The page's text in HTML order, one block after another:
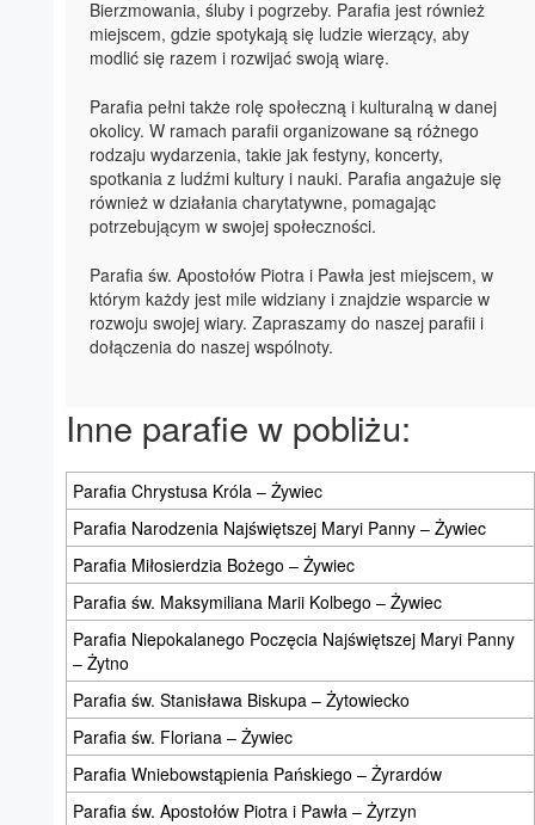
Bierzmowania, śluby i pogrzeby. Parafia jest również
miejscem, gdzie spotykają się ludzie wierzący, aby
modlić się razem i rozwijać swoją wiarę.
Parafia pełni także rolę społeczną i kulturalną w danej
okolicy. W ramach parafii organizowane są różnego
rodzaju wydarzenia, takie jak festyny, koncerty,
spotkania z ludźmi kultury i nauki. Parafia angażuje się
również w działania charytatywne, pomagając
potrzebującym w swojej społeczności.
Parafia św. Apostołów Piotra i Pawła jest miejscem, w
którym każdy jest mile widziany i znajdzie wsparcie w
rozwoju swojej wiary. Zapraszamy do naszej parafii i
dołączenia do naszej wspólnoty.
Inne parafie w pobliżu:
Parafia Chrystusa Króla – Żywiec
Parafia Narodzenia Najświętszej Maryi Panny – Żywiec
Parafia Miłosierdzia Bożego – Żywiec
Parafia św. Maksymiliana Marii Kolbego – Żywiec
Parafia Niepokalanego Poczęcia Najświętszej Maryi Panny
– Żytno
Parafia św. Stanisława Biskupa – Żytowiecko
Parafia św. Floriana – Żywiec
Parafia Wniebowstąpienia Pańskiego – Żyrardów
Parafia św. Apostołów Piotra i Pawła – Żyrzyn